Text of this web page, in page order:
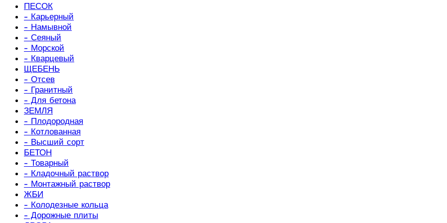
ПЕСОК
- Карьерный
- Намывной
- Сеяный
- Морской
- Кварцевый
ЩЕБЕНЬ
- Отсев
- Гранитный
- Для бетона
ЗЕМЛЯ
- Плодородная
- Котлованная
- Высший сорт
БЕТОН
- Товарный
- Кладочный раствор
- Монтажный раствор
ЖБИ
- Колодезные кольца
- Дорожные плиты